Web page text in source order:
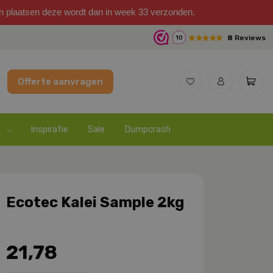
plaatsen deze wordt dan in week 33 verzonden.
10 8 Reviews
Offerte aanvragen
Inspiratie Sale Dumpcrash
Ecotec Kalei Sample 2kg
21,78